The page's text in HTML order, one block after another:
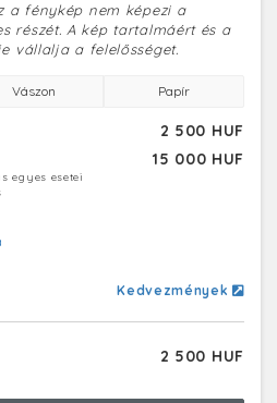
a fénykép nem képezi a
részét. A kép tartalmáért és a
vállalja a felelősséget.
Vászon Papír
2 500 HUF
15 000 HUF
egyes esetei
Kedvezmények
2 500 HUF